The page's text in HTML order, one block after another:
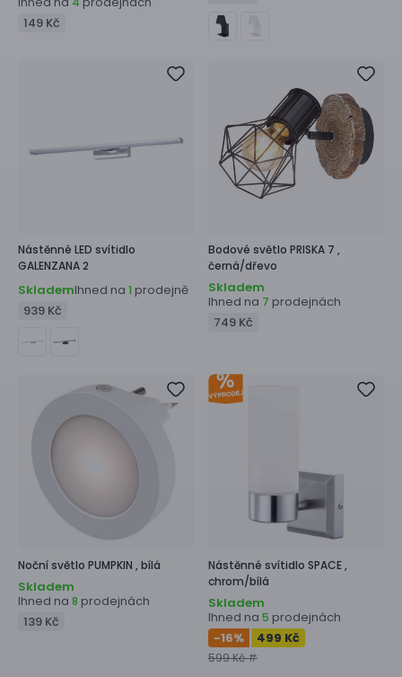
149 Kč
Nástěnné LED svítidlo
GALENZANA 2
SklademIhned na 1 prodejně
939 Kč
Bodové světlo PRISKA 7 ,
černá/dřevo
Skladem
Ihned na 7 prodejnách
749 Kč
Noční světlo PUMPKIN , bílá
Skladem
Ihned na 8 prodejnách
139 Kč
Nástěnné svítidlo SPACE ,
chrom/bílá
Skladem
Ihned na 5 prodejnách
-16% 499 Kč
599 Kč #